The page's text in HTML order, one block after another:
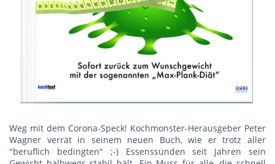
Weg mit dem Corona-Speck! Kochmonster-Herausgeber Peter
Wagner verrät in seinem neuen Buch, wie er trotz aller
"beruflich bedingten" ;-) Essenssünden seit Jahren sein